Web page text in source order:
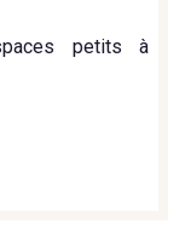
petits à